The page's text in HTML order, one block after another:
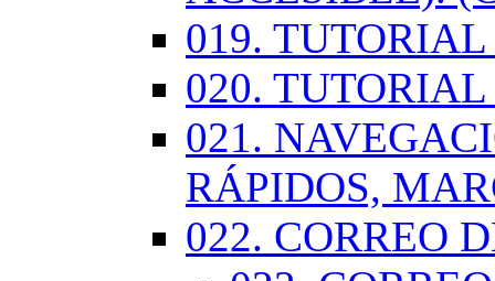
019.
020.
021.
RÁPIDOS,
022. CORREO